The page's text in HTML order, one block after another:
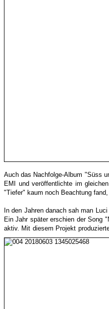
Auch das Nachfolge-Album "Süss
EMI und veröffentlichte im
"Tiefer" kaum noch Beachtung
In den Jahren danach sah man
Ein Jahr später erschien der Song
aktiv. Mit diesem Projekt